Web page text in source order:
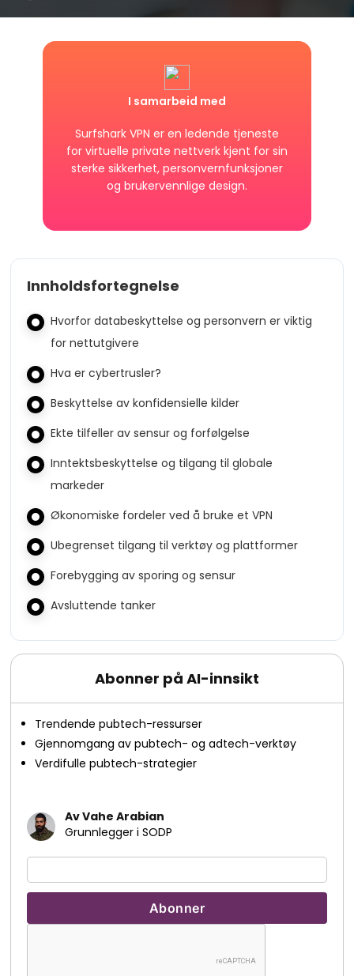
I samarbeid med
Surfshark VPN er en ledende tjeneste
for virtuelle private nettverk kjent for sin
sterke sikkerhet, personvernfunksjoner
og brukervennlige design.
Innholdsfortegnelse
Hvorfor databeskyttelse og personvern er viktig
for nettutgivere
Hva er cybertrusler?
Beskyttelse av konfidensielle kilder
Ekte tilfeller av sensur og forfølgelse
Inntektsbeskyttelse og tilgang til globale
markeder
Økonomiske fordeler ved å bruke et VPN
Ubegrenset tilgang til verktøy og plattformer
Forebygging av sporing og sensur
Avsluttende tanker
Abonner på AI-innsikt
Trendende pubtech-ressurser
Gjennomgang av pubtech- og adtech-verktøy
Verdifulle pubtech-strategier
Av Vahe Arabian
Grunnlegger i SODP